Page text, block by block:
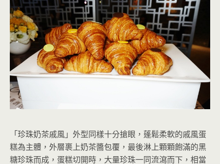
「珍珠奶茶戚風」外型同樣十分搶眼，蓬鬆柔軟的戚風蛋
糕為主體，外層裹上奶茶醬包覆，最後淋上顆顆飽滿的黑
糖珍珠而成，蛋糕切開時，大量珍珠一同流瀉而下，相當